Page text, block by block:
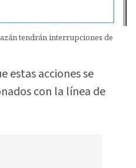
tendrán interrupciones de
estas acciones se
con la línea de